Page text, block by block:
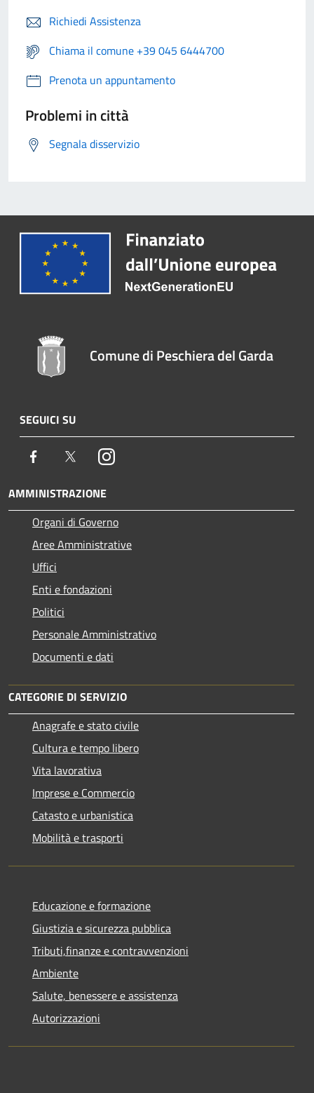
Richiedi Assistenza
Chiama il comune +39 045 6444700
Prenota un appuntamento
Problemi in città
Segnala disservizio
Comune di Peschiera del Garda
SEGUICI SU
Facebook TwitterInstagram
AMMINISTRAZIONE
Organi di Governo
Aree Amministrative
Uffici
Enti e fondazioni
Politici
Personale Amministrativo
Documenti e dati
CATEGORIE DI SERVIZIO
Anagrafe e stato civile
Cultura e tempo libero
Vita lavorativa
Imprese e Commercio
Catasto e urbanistica
Mobilità e trasporti
Educazione e formazione
Giustizia e sicurezza pubblica
Tributi,finanze e contravvenzioni
Ambiente
Salute, benessere e assistenza
Autorizzazioni